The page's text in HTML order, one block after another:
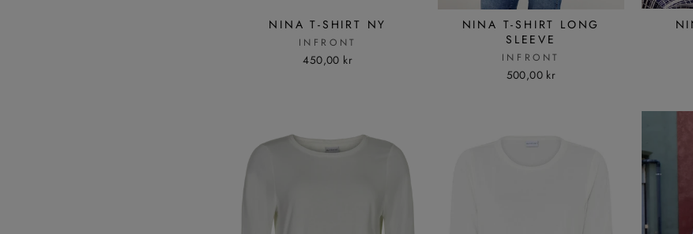
NINA T-SHIRT NY
INFRONT
450,00 kr
NINA T-SHIRT LONG
SLEEVE
INFRONT
500,00 kr